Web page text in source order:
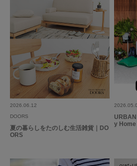
2026.06.12
DOORS
夏の暮らしをたのしむ生活雑貨｜DO
ORS
y Home